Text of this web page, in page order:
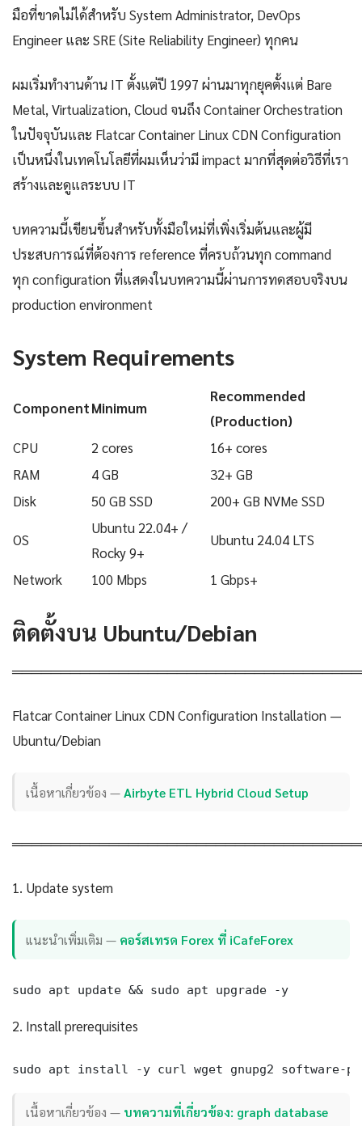
มือที่ขาดไม่ได้สำหรับ System Administrator, DevOps
Engineer และ SRE (Site Reliability Engineer) ทุกคน
ผมเริ่มทำงานด้าน IT ตั้งแต่ปี 1997 ผ่านมาทุกยุคตั้งแต่ Bare
Metal, Virtualization, Cloud จนถึง Container Orchestration
ในปัจจุบันและ Flatcar Container Linux CDN Configuration
เป็นหนึ่งในเทคโนโลยีที่ผมเห็นว่ามี impact มากที่สุดต่อวิธีที่เรา
สร้างและดูแลระบบ IT
บทความนี้เขียนขึ้นสำหรับทั้งมือใหม่ที่เพิ่งเริ่มต้นและผู้มี
ประสบการณ์ที่ต้องการ reference ที่ครบถ้วนทุก command
ทุก configuration ที่แสดงในบทความนี้ผ่านการทดสอบจริงบน
production environment
System Requirements
ComponentMinimum
Recommended
(Production)
CPU
2 cores
16+ cores
RAM
4 GB
32+ GB
Disk
50 GB SSD 200+ GB NVMe SSD
OS
Ubuntu 22.04+ /
Rocky 9+
Ubuntu 24.04 LTS
Network 100 Mbps 1 Gbps+
ติดตั้งบน Ubuntu/Debian
Flatcar Container Linux CDN Configuration Installation —
Ubuntu/Debian
เนื้อหาเกี่ยวข้อง —Airbyte ETL Hybrid Cloud Setup
1. Update system
แนะนำเพิ่มเติม — คอร์สเทรด Forex ที่ iCafeForex
sudo apt update && sudo apt upgrade -y
2. Install prerequisites
sudo apt install -y curl wget gnupg2 software-
เนื้อหาเกี่ยวข้อง — บทความที่เกี่ยวข้อง: graph database